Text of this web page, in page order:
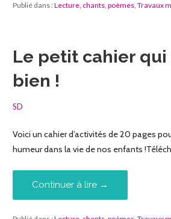
Publié dans :Lecture, chants, poèmes, Travaux
Le petit cahier
bien !
SD
Voici un cahier d’activités de 20 pages
humeur dans la vie de nos enfants
Continuer à lire →